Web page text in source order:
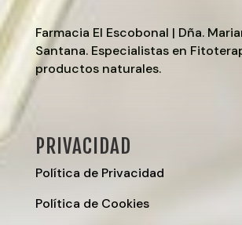
Farmacia El Escobonal | Dña.
Santana. Especialistas en
productos naturales.
PRIVACIDAD
Política de Privacidad
Política de Cookies